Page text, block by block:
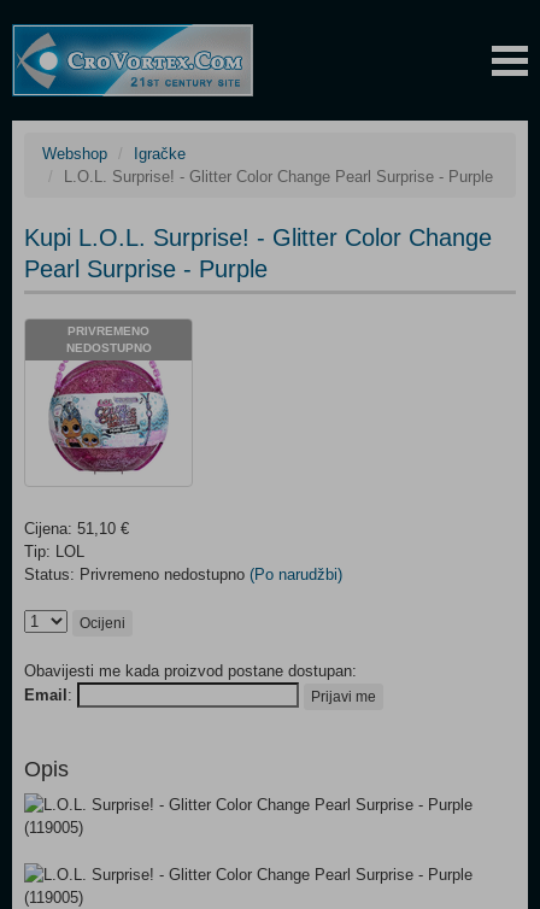
Webshop
Igračke
L.O.L. Surprise! - Glitter Color Change Pearl Surprise - Purple
Kupi L.O.L. Surprise! - Glitter Color Change
Pearl Surprise - Purple
PRIVREMENO
NEDOSTUPNO
Cijena: 51,10 €
Tip: LOL
Status: Privremeno nedostupno (Po narudžbi)
Ocijeni
Obavijesti me kada proizvod postane dostupan:
Email : Prijavi me
Opis